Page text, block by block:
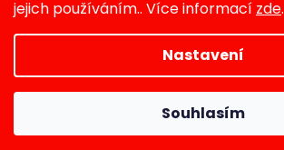
jejich používáním.. Více informací zde.
Nastavení
Souhlasím
Vytvořil Shoptet
Proslavisty.cz
vyhrazena.